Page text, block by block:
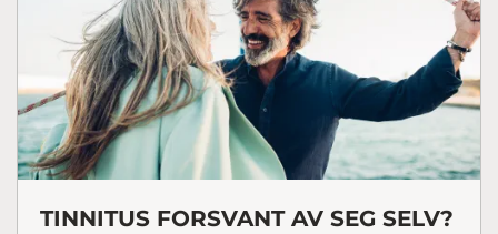
TINNITUS FORSVANT AV SEG SELV?